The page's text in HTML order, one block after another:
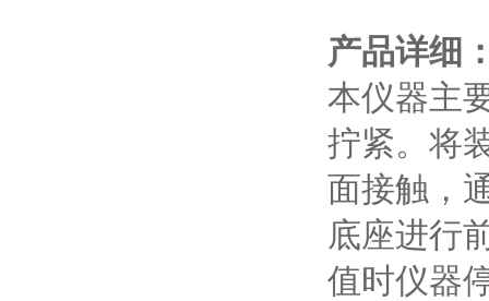
产品详细
本仪器主
拧紧。将
面接触，
底座进行
值时仪器